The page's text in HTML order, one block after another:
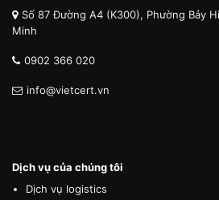
Số 87 Đường A4 (K300), Phường Bảy
Minh
0902 366 020
info@vietcert.vn
Dịch vụ của chúng tôi
Dịch vụ logistics